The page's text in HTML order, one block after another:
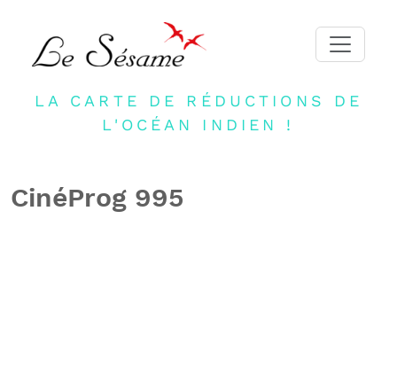
ACCUEIL
BLOG
LA CARTE DE RÉDUCTIONS DE
L'OCÉAN INDIEN !
CinéProg 995